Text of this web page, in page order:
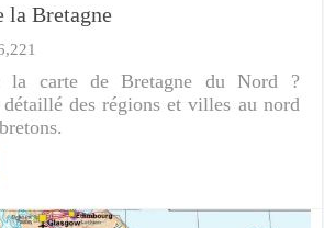
la Bretagne
la carte de Bretagne du Nord ?
des régions et villes au nord